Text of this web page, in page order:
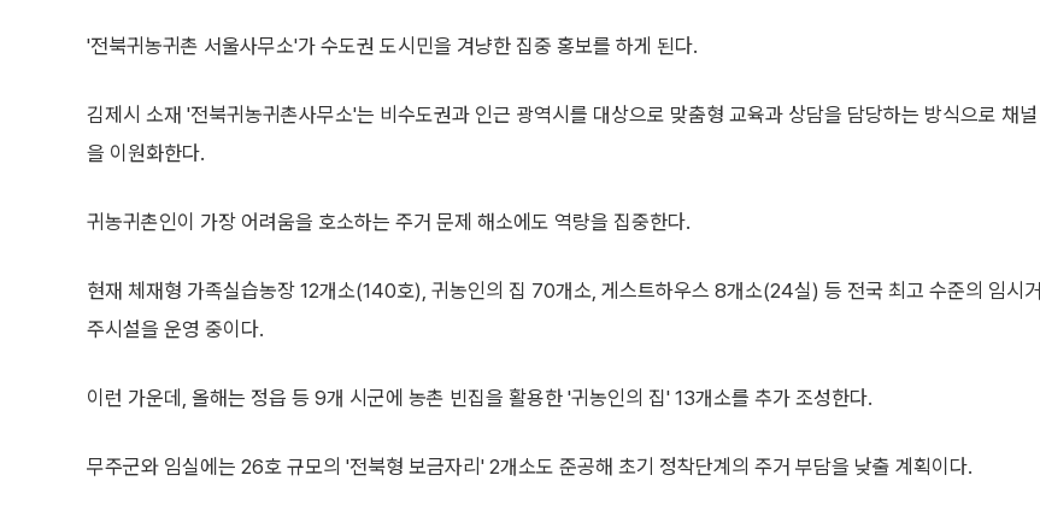
'전북귀농귀촌 서울사무소'가 수도권 도시민을 겨냥한 집중 홍보를 하게 된다.
김제시 소재 '전북귀농귀촌사무소'는 비수도권과 인근 광역시를 대상으로 맞춤형 교육과 상담을 담당하는 방식으로 채널
을 이원화한다.
귀농귀촌인이 가장 어려움을 호소하는 주거 문제 해소에도 역량을 집중한다.
현재 체재형 가족실습농장 12개소(140호), 귀농인의 집 70개소, 게스트하우스 8개소(24실) 등 전국 최고 수준의 임시거
주시설을 운영 중이다.
이런 가운데, 올해는 정읍 등 9개 시군에 농촌 빈집을 활용한 '귀농인의 집' 13개소를 추가 조성한다.
무주군와 임실에는 26호 규모의 '전북형 보금자리' 2개소도 준공해 초기 정착단계의 주거 부담을 낮출 계획이다.